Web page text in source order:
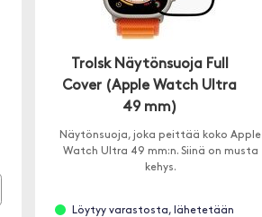
Trolsk Näytönsuoja Full
Cover (Apple Watch Ultra
49 mm)
Näytönsuoja, joka peittää koko Apple
Watch Ultra 49 mm:n. Siinä on musta
kehys.
Löytyy varastosta, lähetetään